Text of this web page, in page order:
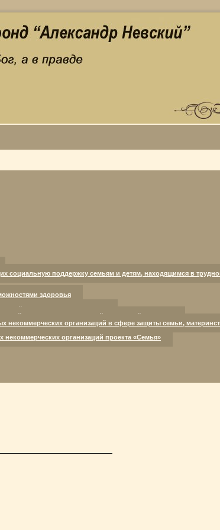
социальную поддержку семьям и детям, находящимся в
здоровья
с нарушениями развития
находящихся в трудной жизненной ситуации
некоммерческих организаций в сфере защиты семьи,
организаций проекта «Семья»